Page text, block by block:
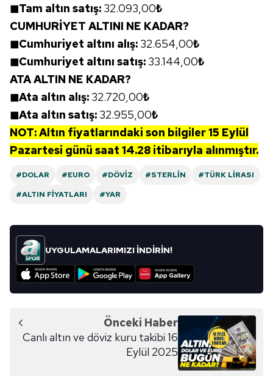
Metnimiziziyaret edebilirsiniz.
6698 sayılı Kişisel Verilerin Korunması Kanunu uyarınca
hazırlanmış Aydınlatma Metnimizi okumak ve sitemizde
ilgili mevzuata uygun olarak kullanılan çerezlerle ilgili bilgi
almak için lütfen tıklayınız.
◼Tam altın satış: 32.093,00₺
CUMHURİYET ALTINI NE KADAR?
◼Cumhuriyet altını alış: 32.654,00₺
◼Cumhuriyet altını satış: 33.144,00₺
ATA ALTIN NE KADAR?
◼Ata altın alış: 32.720,00₺
◼Ata altın satış: 32.955,00₺
NOT: Altın fiyatlarındaki son bilgiler15 Eylül
Pazartesi günü saat 14.28 itibarıyla alınmıştır.
#DOLAR #EURO #DÖVIZ #STERLIN
#TÜRK LIRASI
#ALTIN FIYATLARI
#YAR
UYGULAMALARIMIZI İNDİRİN!
Önceki Haber
Canlı altın ve döviz kuru takibi 16
Eylül 2025